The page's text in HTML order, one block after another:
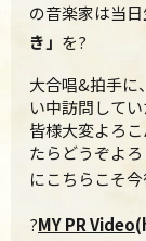
の音楽家は当
き」 を?
大合唱&拍手に
い中訪問して
皆様大変よろ
たらどうぞよろ
にこちらこそ
?MY PR Video